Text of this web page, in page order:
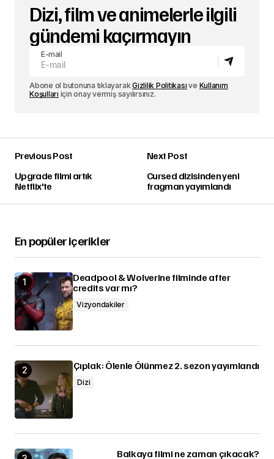
Dizi, film ve animelerle ilgili
gündemi kaçırmayın
E-mail
Abone ol butonuna tıklayarakGizlilik Politikası ve Kullanım
Koşulları için onay vermiş sayılırsınız.
Previous Post
Upgrade filmi artık
Netflix'te
Next Post
Cursed dizisinden yeni
fragman yayımlandı
En popüler içerikler
Deadpool & Wolverine filminde after
credits var mı?
Vizyondakiler
Çıplak: Ölenle Ölünmez 2. sezon yayımlandı
Dizi
Balkaya filmi ne zaman çıkacak?